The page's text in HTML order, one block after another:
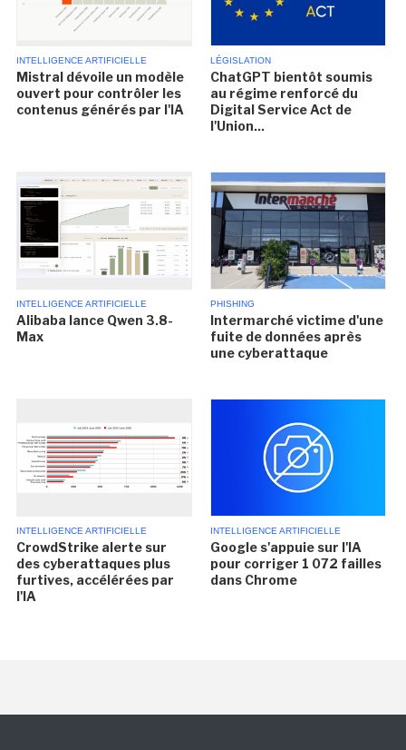
INTELLIGENCE ARTIFICIELLE
Mistral dévoile un modèle
ouvert pour contrôler les
contenus générés par l'IA
LÉGISLATION
ChatGPT bientôt soumis
au régime renforcé du
Digital Service Act de
l'Union...
INTELLIGENCE ARTIFICIELLE
Alibaba lance Qwen 3.8-
Max
PHISHING
Intermarché victime d'une
fuite de données après
une cyberattaque
INTELLIGENCE ARTIFICIELLE
CrowdStrike alerte sur
des cyberattaques plus
furtives, accélérées par
l'IA
INTELLIGENCE ARTIFICIELLE
Google s'appuie sur l'IA
pour corriger 1 072 failles
dans Chrome